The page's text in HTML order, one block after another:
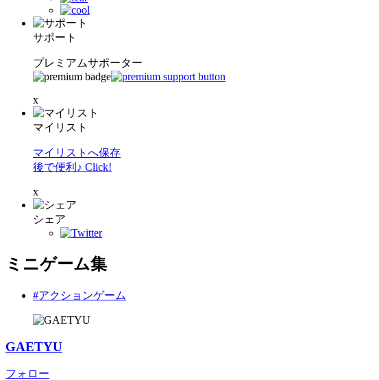
サポート
プレミアムサポーター
x
マイリスト
マイリストへ保存
後で便利♪ Click!
x
シェア
ミニゲーム集
#アクションゲーム
GAETYU
フォロー